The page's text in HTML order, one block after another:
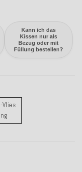
Kann ich das
Kissen nur als
Bezug oder mit
Füllung bestellen?
Vlies